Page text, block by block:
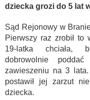
dziecka grozi do 5 lat
Sąd Rejonowy w
Pierwszy raz zrobił to
19-latka chciała,
dobrowolnie
zawieszeniu na 3
postawił jej zarzut
dziecka.